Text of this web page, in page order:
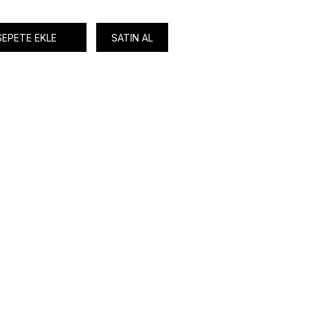
EKLE SATIN AL